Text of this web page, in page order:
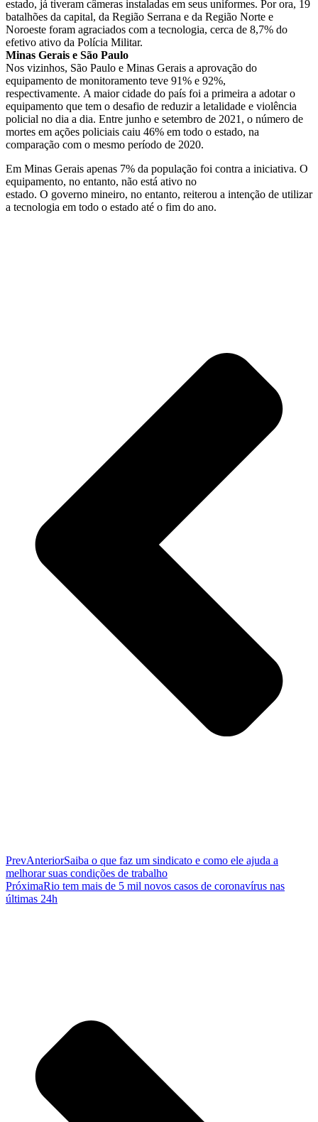
estado, já tiveram câmeras instaladas em seus uniformes. Por ora, 19
batalhões da capital, da Região Serrana e da Região Norte e
Noroeste foram agraciados com a tecnologia, cerca de 8,7% do
efetivo ativo da Polícia Militar.
Minas Gerais e São Paulo
Nos vizinhos, São Paulo e Minas Gerais a aprovação do
equipamento de monitoramento teve 91% e 92%,
respectivamente. A maior cidade do país foi a primeira a adotar o
equipamento que tem o desafio de reduzir a letalidade e violência
policial no dia a dia. Entre junho e setembro de 2021, o número de
mortes em ações policiais caiu 46% em todo o estado, na
comparação com o mesmo período de 2020.
Em Minas Gerais apenas 7% da população foi contra a iniciativa. O
equipamento, no entanto, não está ativo no
estado. O governo mineiro, no entanto, reiterou a intenção de utilizar
a tecnologia em todo o estado até o fim do ano.
PrevAnteriorSaiba o que faz um sindicato e como ele ajuda a
melhorar suas condições de trabalho
PróximaRio tem mais de 5 mil novos casos de coronavírus nas
últimas 24h